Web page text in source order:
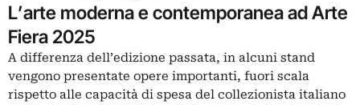
L’arte moderna e contemporanea ad Arte
Fiera 2025
A differenza dell’edizione passata, in alcuni stand
vengono presentate opere importanti, fuori scala
rispetto alle capacità di spesa del collezionista italiano